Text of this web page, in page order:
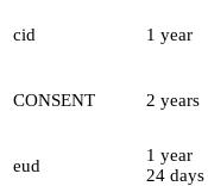
cid 1 year
CONSENT 2 years
eud
1 year
24 days